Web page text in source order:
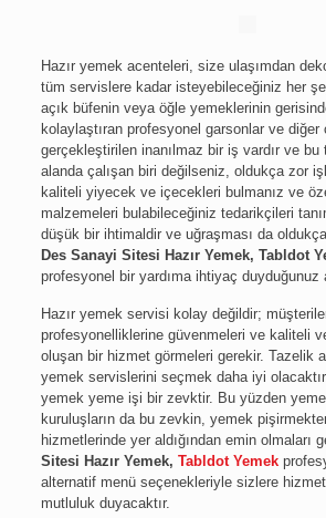
Hazır yemek acenteleri, size ulaşımdan
tüm servislere kadar isteyebileceğiniz her
açık büfenin veya öğle yemeklerinin
kolaylaştıran profesyonel garsonlar ve diğer
gerçekleştirilen inanılmaz bir iş vardır ve bu
alanda çalışan biri değilseniz, oldukça zor
kaliteli yiyecek ve içecekleri bulmanız ve
malzemeleri bulabileceğiniz tedarikçileri
düşük bir ihtimaldir ve uğraşması da
Des Sanayi Sitesi Hazır Yemek, Tabldot
profesyonel bir yardıma ihtiyaç duyduğunuz
Hazır yemek servisi kolay değildir;
profesyonelliklerine güvenmeleri ve kaliteli
oluşan bir hizmet görmeleri gerekir. Tazelik
yemek servislerini seçmek daha iyi
yemek yeme işi bir zevktir. Bu yüzden
kuruluşların da bu zevkin, yemek
hizmetlerinde yer aldığından emin olmaları
Sitesi Hazır Yemek, Tabldot Yemek
alternatif menü seçenekleriyle sizlere
mutluluk duyacaktır.